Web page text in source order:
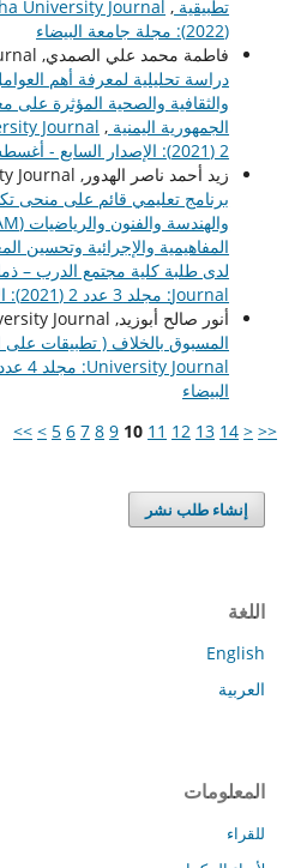
تطبيقية ,
(2022): مجلة جامعة البيضاء
فاطمة محمد علي الصمدي, Albaydha University Journal,
دراسة تحليلية لمعرفة أهم
والثقافية والصحية المؤثرة على
الجمهورية اليمنية ,
2 (2021): الإصدار السابع - أغسطس 2021
زيد أحمد ناصر الهدور, Albaydha University Journal,
برنامج تعليمي قائم على منحى
المفاهيمية والإجرائية وتحسين
لدى طلبة كلية مجتمع الدرب –
Journal: مجلد 3 عدد 2 (2021): الإصدار السابع - أغسطس 2021
أنور صالح أبوزيد, Albaydha University Journal,
المسبوق بالخلاف ( تطبيقات على
البيضاء
<<
<
5 6 7 8 9 10 11 12 13 14
>
>>
إنشاء طلب نشر
اللغة
English
العربية
المعلومات
للقراء